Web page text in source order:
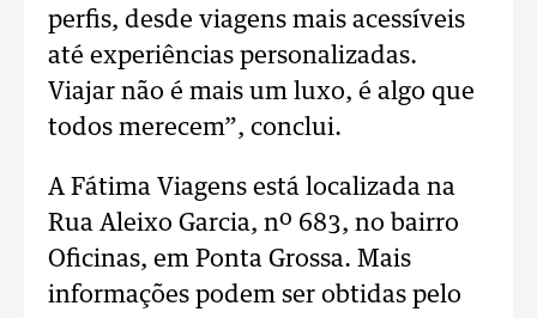
perfis, desde viagens mais acessíveis
até experiências personalizadas.
Viajar não é mais um luxo, é algo que
todos merecem”, conclui.
A Fátima Viagens está localizada na
Rua Aleixo Garcia, nº 683, no bairro
Oficinas, em Ponta Grossa. Mais
informações podem ser obtidas pelo